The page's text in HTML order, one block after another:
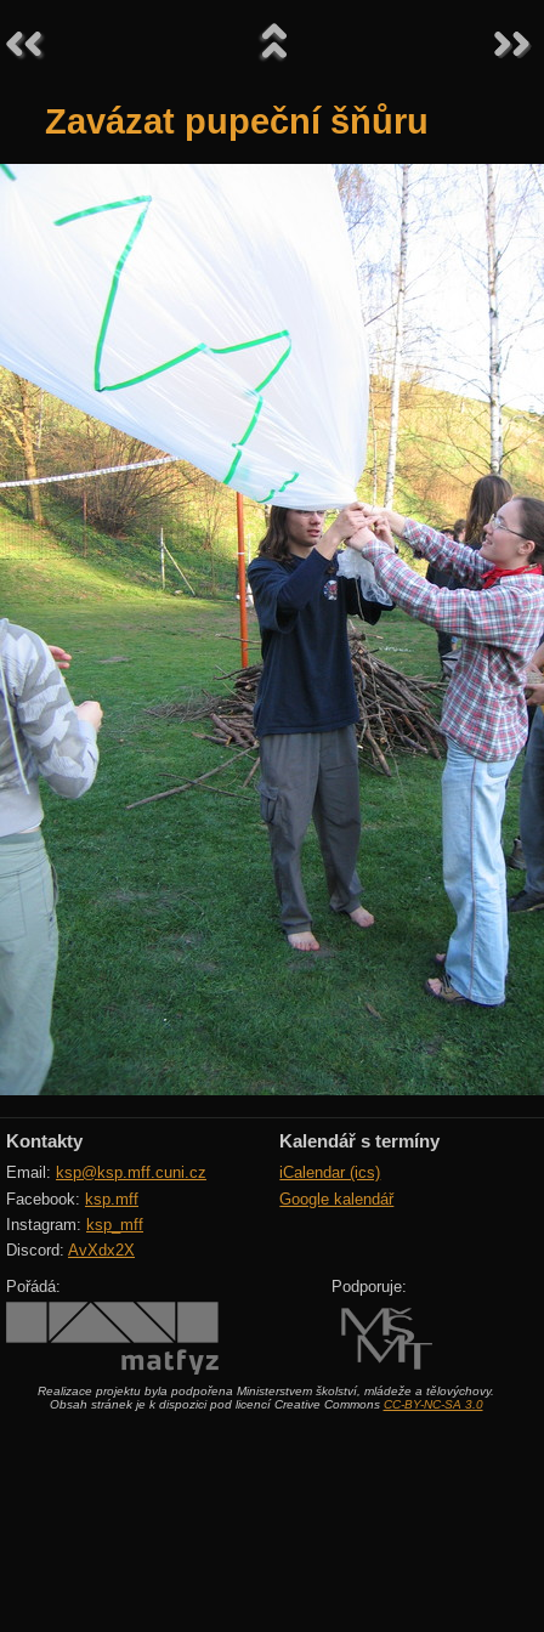
Zavázat pupeční šňůru
Kontakty
Email: ksp@ksp.mff.cuni.cz
Facebook: ksp.mff
Instagram: ksp_mff
Discord: AvXdx2X
Kalendář s termíny
iCalendar (ics)
Google kalendář
Pořádá: Podporuje:
Realizace projektu byla podpořena Ministerstvem školství, mládeže a tělovýchovy.
Obsah stránek je k dispozici pod licencí Creative Commons CC-BY-NC-SA 3.0